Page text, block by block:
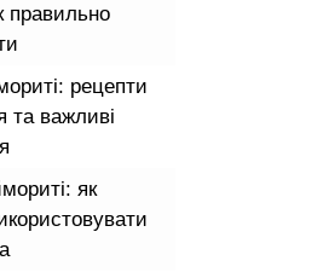
правильно
рецепти
та важливі
як